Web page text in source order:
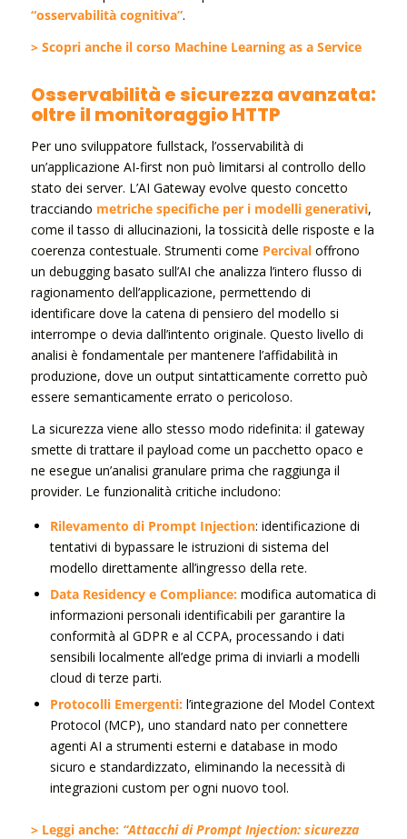
“osservabilità cognitiva”.
> Scopri anche il corso Machine Learning as a Service
Osservabilità e sicurezza avanzata:
oltre il monitoraggio HTTP
Per uno sviluppatore fullstack, l’osservabilità di
un’applicazione AI-first non può limitarsi al controllo dello
stato dei server. L’AI Gateway evolve questo concetto
tracciando metriche specifiche per i modelli generativi,
come il tasso di allucinazioni, la tossicità delle risposte e la
coerenza contestuale. Strumenti come Percivaloffrono
un debugging basato sull’AI che analizza l’intero flusso di
ragionamento dell’applicazione, permettendo di
identificare dove la catena di pensiero del modello si
interrompe o devia dall’intento originale. Questo livello di
analisi è fondamentale per mantenere l’affidabilità in
produzione, dove un output sintatticamente corretto può
essere semanticamente errato o pericoloso.
La sicurezza viene allo stesso modo ridefinita: il gateway
smette di trattare il payload come un pacchetto opaco e
ne esegue un’analisi granulare prima che raggiunga il
provider. Le funzionalità critiche includono:
Rilevamento di Prompt Injection: identificazione di
tentativi di bypassare le istruzioni di sistema del
modello direttamente all’ingresso della rete.
Data Residency e Compliance:modifica automatica di
informazioni personali identificabili per garantire la
conformità al GDPR e al CCPA, processando i dati
sensibili localmente all’edge prima di inviarli a modelli
cloud di terze parti.
Protocolli Emergenti:l’integrazione del Model Context
Protocol (MCP), uno standard nato per connettere
agenti AI a strumenti esterni e database in modo
sicuro e standardizzato, eliminando la necessità di
integrazioni custom per ogni nuovo tool.
> Leggi anche: “Attacchi di Prompt Injection: sicurezza